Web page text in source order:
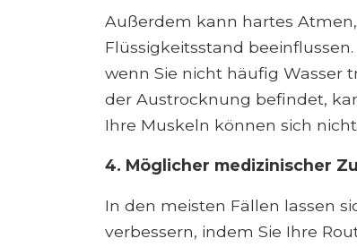
Außerdem kann hartes
Flüssigkeitsstand
wenn Sie nicht häufig Wasser
der Austrocknung befindet,
Ihre Muskeln können sich
4. Möglicher medizinischer
In den meisten Fällen lassen
verbessern, indem Sie Ihre